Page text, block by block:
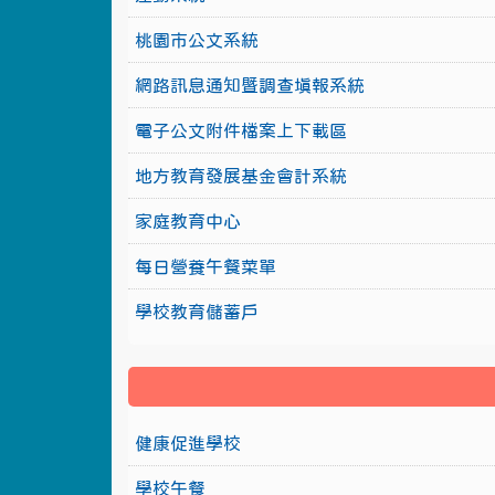
桃園市公文系統
網路訊息通知暨調查填報系統
電子公文附件檔案上下載區
地方教育發展基金會計系統
家庭教育中心
每日營養午餐菜單
學校教育儲蓄戶
健康促進學校
學校午餐